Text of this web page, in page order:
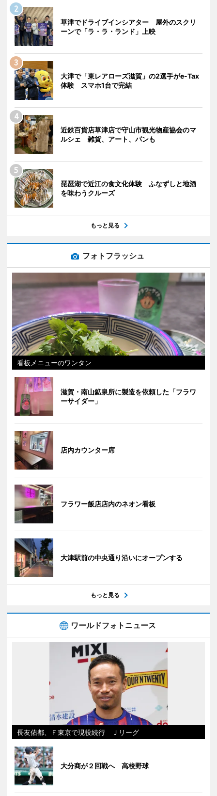
草津でドライブインシアター 屋外のスクリ
ーンで「ラ・ラ・ランド」上映
大津で「東レアローズ滋賀」の2選手がe-Tax
体験 スマホ1台で完結
近鉄百貨店草津店で守山市観光物産協会のマ
ルシェ 雑貨、アート、パンも
琵琶湖で近江の食文化体験 ふなずしと地酒
を味わうクルーズ
もっと見る
フォトフラッシュ
看板メニューのワンタン
滋賀・南山鉱泉所に製造を依頼した「フラワ
ーサイダー」
店内カウンター席
フラワー飯店店内のネオン看板
大津駅前の中央通り沿いにオープンする
もっと見る
ワールドフォトニュース
長友佑都、Ｆ東京で現役続行 Ｊリーグ
大分商が２回戦へ 高校野球